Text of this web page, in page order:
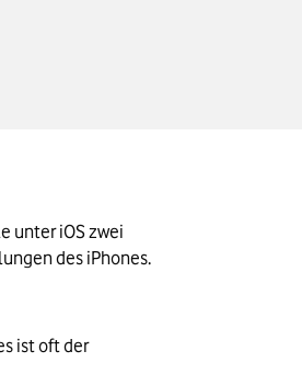
unter iOS zwei
des iPhones.
ist oft der